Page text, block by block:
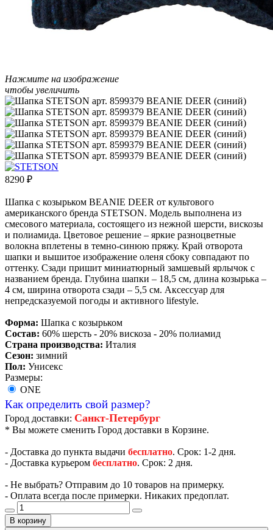
Нажмите на изображение
чтобы увеличить
8290 ₽
Шапка с козырьком BEANIE DEER от культового
американского бренда STETSON. Модель выполнена из
смесового материала, состоящего из нежной шерсти, вискозы
и полиамида. Цветовое решение – яркие разноцветные
волокна вплетены в темно-синюю пряжу. Край отворота
шапки и вышитое изображение оленя сбоку совпадают по
оттенку. Сзади пришит миниатюрный замшевый ярлычок с
названием бренда. Глубина шапки – 18,5 см, длина козырька –
4 см, ширина отворота сзади – 5,5 см. Аксессуар для
непредсказуемой погоды и активного lifestyle.
Форма: Шапка с козырьком
Состав: 60% шерсть - 20% вискоза - 20% полиамид
Страна производства: Италия
Сезон: зимний
Пол: Унисекс
Размеры:
ONE
Как определить свой размер?
Город доставки: Санкт-Петербург
* Вы можете сменить Город доставки в Корзине.
- Доставка до пункта выдачи бесплатно. Срок: 1-2 дня.
- Доставка курьером бесплатно. Срок: 2 дня.
- Не выбрать? Отправим до 10 товаров на примерку.
- Оплата всегда после примерки. Никаких предоплат.
В корзину